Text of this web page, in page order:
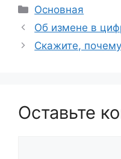
Рубрики
Основная
Об измене в
Скажите,
Оставьте